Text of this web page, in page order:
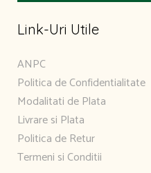
Link-Uri Utile
ANPC
Politica de Confidentialitate
Modalitati de Plata
Livrare si Plata
Politica de Retur
Termeni si Conditii